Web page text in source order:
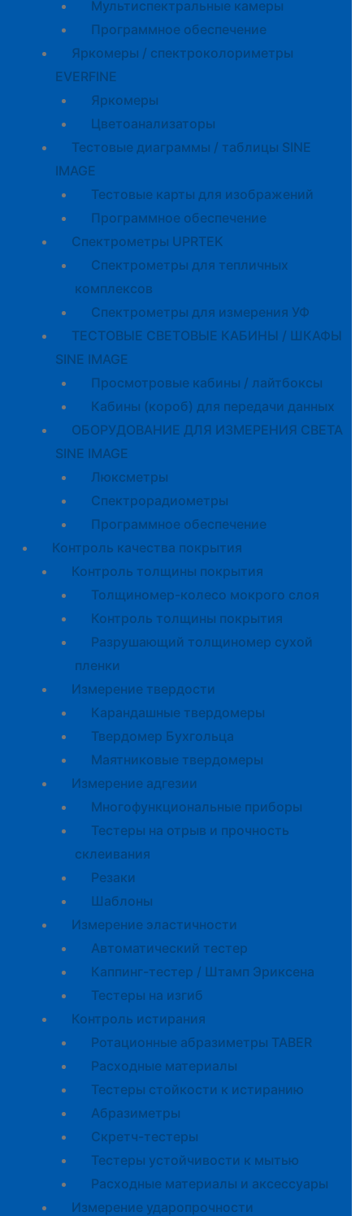
Мультиспектральные камеры
Программное обеспечение
Яркомеры / спектроколориметры
EVERFINE
Яркомеры
Цветоанализаторы
Тестовые диаграммы / таблицы SINE
IMAGE
Тестовые карты для изображений
Программное обеспечение
Спектрометры UPRTEK
Спектрометры для тепличных
комплексов
Спектрометры для измерения УФ
ТЕСТОВЫЕ СВЕТОВЫЕ КАБИНЫ / ШКАФЫ
SINE IMAGE
Просмотровые кабины / лайтбоксы
Кабины (короб) для передачи данных
ОБОРУДОВАНИЕ ДЛЯ ИЗМЕРЕНИЯ СВЕТА
SINE IMAGE
Люксметры
Спектрорадиометры
Программное обеспечение
Контроль качества покрытия
Контроль толщины покрытия
Толщиномер-колесо мокрого слоя
Контроль толщины покрытия
Разрушающий толщиномер сухой
пленки
Измерение твердости
Карандашные твердомеры
Твердомер Бухгольца
Маятниковые твердомеры
Измерение адгезии
Многофункциональные приборы
Тестеры на отрыв и прочность
склеивания
Резаки
Шаблоны
Измерение эластичности
Автоматический тестер
Каппинг-тестер / Штамп Эриксена
Тестеры на изгиб
Контроль истирания
Ротационные абразиметры TABER
Расходные материалы
Тестеры стойкости к истиранию
Абразиметры
Скретч-тестеры
Тестеры устойчивости к мытью
Расходные материалы и аксессуары
Измерение ударопрочности